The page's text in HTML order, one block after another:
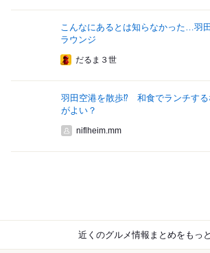
こんなにあるとは知らなかった…羽
ラウンジ
だるま３世
羽田空港を散歩⁉ 和食でランチする
がよい？
niflheim.mm
近くのグルメ情報まとめをもっ